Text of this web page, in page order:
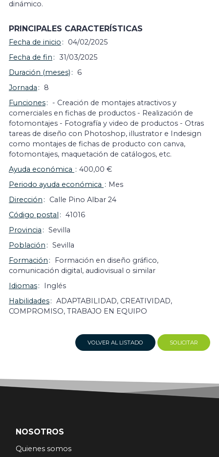
dinámico.
PRINCIPALES CARACTERÍSTICAS
Fecha de inicio
04/02/2025
Fecha de fin
31/03/2025
Duración (meses)
6
Jornada
8
Funciones
- Creación de montajes atractivos y
comerciales en fichas de productos - Realización de
fotomontajes - Fotografía y video de productos - Otras
tareas de diseño con Photoshop, illustrator e Indesign
como montajes de fichas de producto con canva,
fotomontajes, maquetación de catálogos, etc.
Ayuda económica
400,00 €
Periodo ayuda económica
Mes
Dirección
Calle Pino Albar 24
Código postal
41016
Provincia
Sevilla
Población
Sevilla
Formación
Formación en diseño gráfico,
comunicación digital, audiovisual o similar
Idiomas
Inglés
Habilidades
ADAPTABILIDAD, CREATIVIDAD,
COMPROMISO, TRABAJO EN EQUIPO
VOLVER AL LISTADO SOLICITAR
NOSOTROS
Quienes somos